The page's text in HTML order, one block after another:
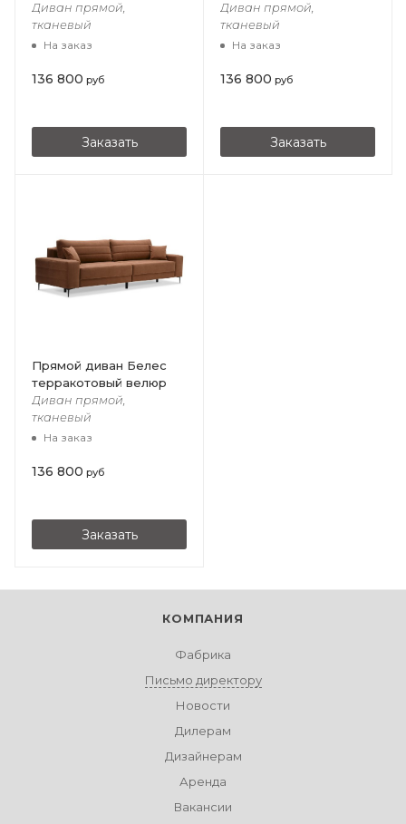
Диван прямой,
тканевый
На заказ
136 800 руб
Заказать
Диван прямой,
тканевый
На заказ
136 800 руб
Заказать
Прямой диван Белес
терракотовый велюр
Диван прямой,
тканевый
На заказ
136 800 руб
Заказать
КОМПАНИЯ
Фабрика
Письмо директору
Новости
Дилерам
Дизайнерам
Аренда
Вакансии